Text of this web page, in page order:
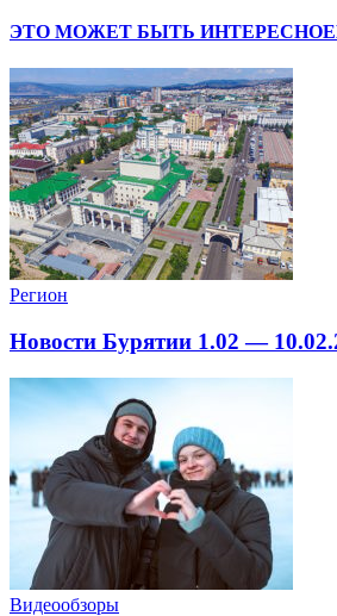
ЭТО МОЖЕТ БЫТЬ ИНТЕРЕСНО
Регион
Новости Бурятии 1.02 —
Видеообзоры